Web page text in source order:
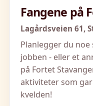
Fangene på
Lagårdsveien 61,
Planlegger du
jobben - eller et
på Fortet
aktiviteter som
kvelden!